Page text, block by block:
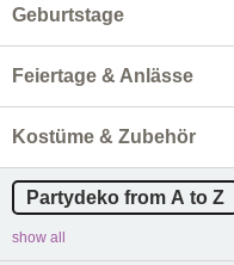
Geburtstage
Feiertage & Anlässe
Kostüme & Zubehör
Partydeko from A to Z
show all